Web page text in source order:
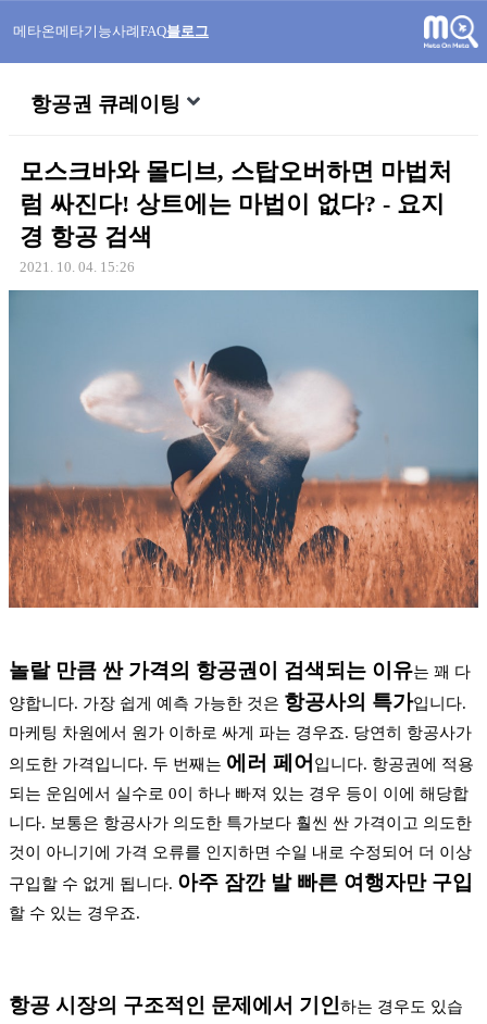
메타온메타기능사례FAQ블로그
항공권 큐레이팅
모스크바와 몰디브, 스탑오버하면 마법처
럼 싸진다! 상트에는 마법이 없다? - 요지
경 항공 검색
2021. 10. 04. 15:26
놀랄 만큼 싼 가격의 항공권이 검색되는 이유는 꽤 다
양합니다. 가장 쉽게 예측 가능한 것은 항공사의 특가입니다.
마케팅 차원에서 원가 이하로 싸게 파는 경우죠. 당연히 항공사가
의도한 가격입니다. 두 번째는 에러 페어 입니다. 항공권에 적용
되는 운임에서 실수로 0이 하나 빠져 있는 경우 등이 이에 해당합
니다. 보통은 항공사가 의도한 특가보다 훨씬 싼 가격이고 의도한
것이 아니기에 가격 오류를 인지하면 수일 내로 수정되어 더 이상
구입할 수 없게 됩니다. 아주 잠깐 발 빠른 여행자만 구입
할 수 있는 경우죠.
항공 시장의 구조적인 문제에서 기인하는 경우도 있습